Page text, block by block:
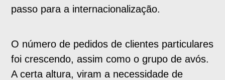
passo para a internacionalização.
O número de pedidos de clientes particulares
foi crescendo, assim como o grupo de avós.
A certa altura, viram a necessidade de